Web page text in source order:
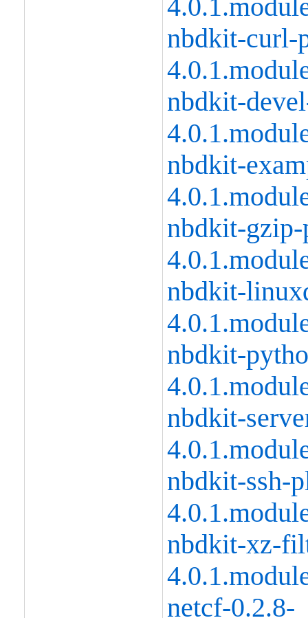
nbdkit-curl-
nbdkit-
nbdkit-
nbdkit-
nbdkit-
nbdkit-
nbdkit-
nbdkit-ssh-
nbdkit-xz-
netcf-0.2.8-